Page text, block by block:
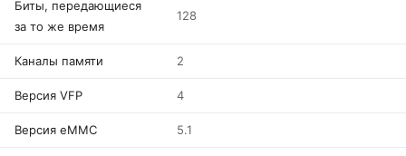
Биты, передающиеся
за то же время
128
Каналы памяти 2
Версия VFP 4
Версия eMMC 5.1